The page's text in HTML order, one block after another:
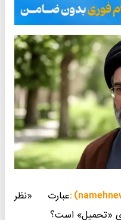
عبارت «نظر
«تحمیل» است؟